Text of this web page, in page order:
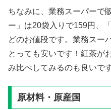
ちなみに、業務スーパーで
ー」は20袋入りで159円、
どのお値段です。業務スー
とっても安いです！紅茶が
み比べしてみるのも良いで
原材料・原産国